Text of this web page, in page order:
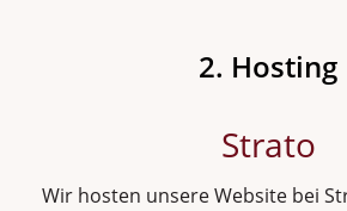
2. Hosting
Strato
Wir hosten unsere Website bei